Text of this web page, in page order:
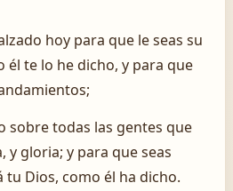
hoy para que le seas su
él te lo he dicho, y para que
sobre todas las gentes que
y gloria; y para que seas
tu Dios, como él ha dicho.